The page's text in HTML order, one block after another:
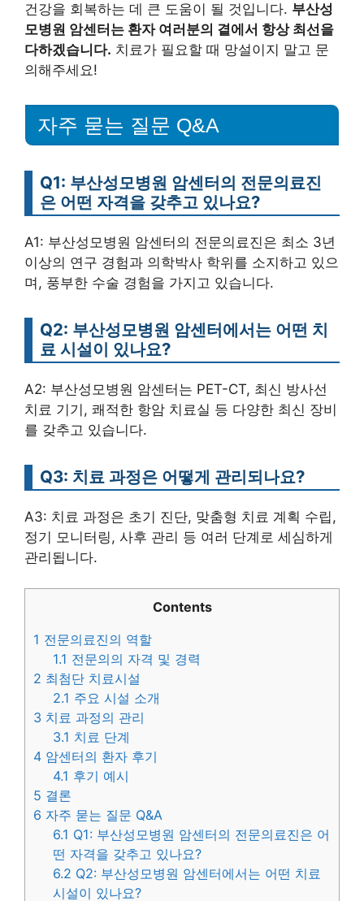
건강을 회복하는 데 큰 도움이 될 것입니다. 부산성
모병원 암센터는 환자 여러분의 곁에서 항상 최선을
다하겠습니다. 치료가 필요할 때 망설이지 말고 문
의해주세요!
자주 묻는 질문 Q&A
Q1: 부산성모병원 암센터의 전문의료진
은 어떤 자격을 갖추고 있나요?
A1: 부산성모병원 암센터의 전문의료진은 최소 3년
이상의 연구 경험과 의학박사 학위를 소지하고 있으
며, 풍부한 수술 경험을 가지고 있습니다.
Q2: 부산성모병원 암센터에서는 어떤 치
료 시설이 있나요?
A2: 부산성모병원 암센터는 PET-CT, 최신 방사선
치료 기기, 쾌적한 항암 치료실 등 다양한 최신 장비
를 갖추고 있습니다.
Q3: 치료 과정은 어떻게 관리되나요?
A3: 치료 과정은 초기 진단, 맞춤형 치료 계획 수립,
정기 모니터링, 사후 관리 등 여러 단계로 세심하게
관리됩니다.
Contents
1 전문의료진의 역할
1.1 전문의의 자격 및 경력
2 최첨단 치료시설
2.1 주요 시설 소개
3 치료 과정의 관리
3.1 치료 단계
4 암센터의 환자 후기
4.1 후기 예시
5 결론
6 자주 묻는 질문 Q&A
6.1 Q1: 부산성모병원 암센터의 전문의료진은 어
떤 자격을 갖추고 있나요?
6.2 Q2: 부산성모병원 암센터에서는 어떤 치료
시설이 있나요?